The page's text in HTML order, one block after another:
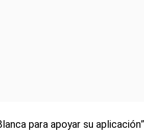
para apoyar su